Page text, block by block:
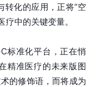
转化的应用，正将“空
疗中的关键变量。
标准化平台，正在悄
精准医疗的未来版图
的修饰语，而将成为